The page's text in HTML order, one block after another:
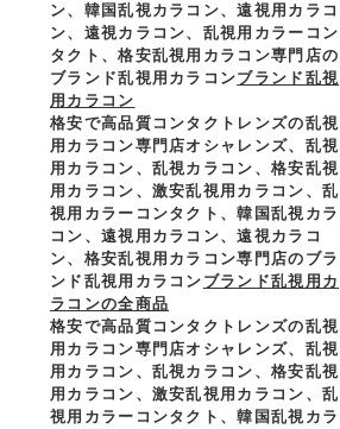
ン、韓国乱視カラコン、遠視用カラコ
ン、遠視カラコン、乱視用カラーコン
タクト、格安乱視用カラコン専門店の
ブランド乱視用カラコンブランド乱視
用カラコン
格安で高品質コンタクトレンズの乱視
用カラコン専門店オシャレンズ、乱視
用カラコン、乱視カラコン、格安乱視
用カラコン、激安乱視用カラコン、乱
視用カラーコンタクト、韓国乱視カラ
コン、遠視用カラコン、遠視カラコ
ン、格安乱視用カラコン専門店のブラ
ンド乱視用カラコン ブランド乱視用カ
ラコンの全商品
格安で高品質コンタクトレンズの乱視
用カラコン専門店オシャレンズ、乱視
用カラコン、乱視カラコン、格安乱視
用カラコン、激安乱視用カラコン、乱
視用カラーコンタクト、韓国乱視カラ